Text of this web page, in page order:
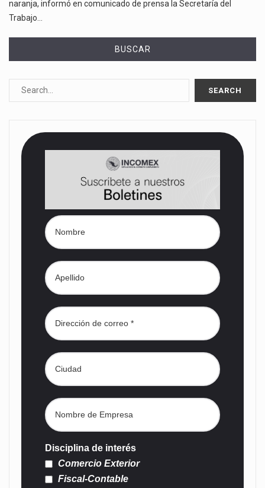
naranja, informó en comunicado de prensa la Secretaría del
Trabajo…
BUSCAR
Disciplina de interés
Comercio Exterior
Fiscal-Contable